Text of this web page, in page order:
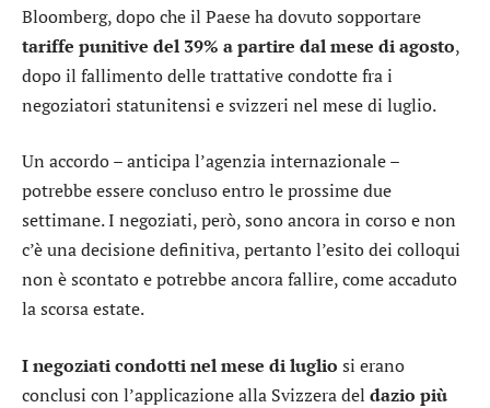
Bloomberg, dopo che il Paese ha dovuto sopportare
tariffe punitive del 39% a partire dal mese di agosto,
dopo il fallimento delle trattative condotte fra i
negoziatori statunitensi e svizzeri nel mese di luglio.
Un accordo – anticipa l’agenzia internazionale –
potrebbe essere concluso entro le prossime due
settimane. I negoziati, però, sono ancora in corso e non
c’è una decisione definitiva, pertanto l’esito dei colloqui
non è scontato e potrebbe ancora fallire, come accaduto
la scorsa estate.
I negoziati condotti nel mese di luglio si erano
conclusi con l’applicazione alla Svizzera del dazio più